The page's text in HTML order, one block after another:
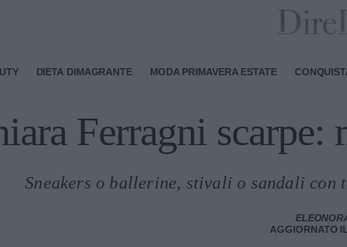
DIETA DIMAGRANTE MODA PRIMAVERA ESTATE
Ferragni
Sneakers o ballerine, stivali o sandali con
AGGIORNATO